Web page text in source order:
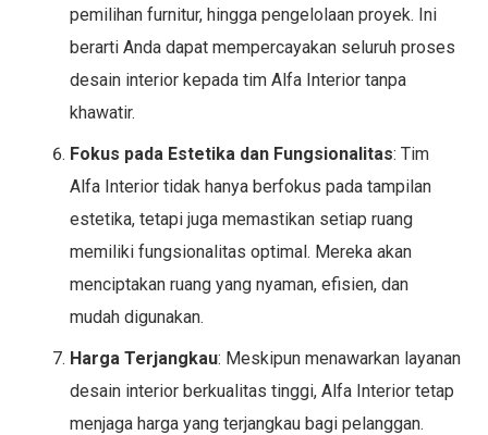
pemilihan furnitur, hingga pengelolaan proyek. Ini
berarti Anda dapat mempercayakan seluruh proses
desain interior kepada tim Alfa Interior tanpa
khawatir.
Fokus pada Estetika dan Fungsionalitas: Tim
Alfa Interior tidak hanya berfokus pada tampilan
estetika, tetapi juga memastikan setiap ruang
memiliki fungsionalitas optimal. Mereka akan
menciptakan ruang yang nyaman, efisien, dan
mudah digunakan.
Harga Terjangkau: Meskipun menawarkan layanan
desain interior berkualitas tinggi, Alfa Interior tetap
menjaga harga yang terjangkau bagi pelanggan.